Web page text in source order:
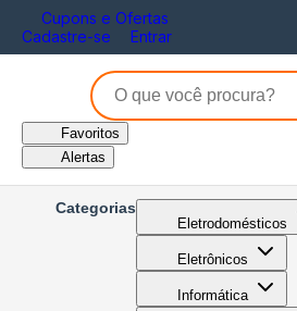
Cupons e Ofertas
Cadastre-se
Entrar
Favoritos
Alertas
Categorias
Eletrodomésticos
Eletrônicos
Informática